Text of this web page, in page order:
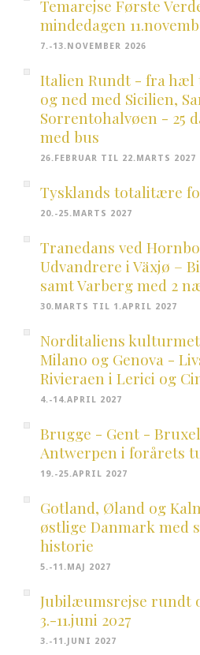
Temarejse Første
mindedagen
7.-13.NOVEMBER 2026
Italien Rundt - fra hæl
og ned med Sicilien,
Sorrentohalvøen - 25
med bus
26.FEBRUAR TIL 22.MARTS 2027
Tysklands totalitære
20.-25.MARTS 2027
Tranedans ved
Udvandrere i Växjø –
samt Varberg med 2
30.MARTS TIL 1.APRIL 2027
Norditaliens
Milano og Genova -
Rivieraen i Lerici og
4.-14.APRIL 2027
Brugge - Gent -
Antwerpen i forårets
19.-25.APRIL 2027
Gotland, Øland og
østlige Danmark med
historie
5.-11.MAJ 2027
Jubilæumsrejse rundt
3.-11.juni 2027
3.-11.JUNI 2027